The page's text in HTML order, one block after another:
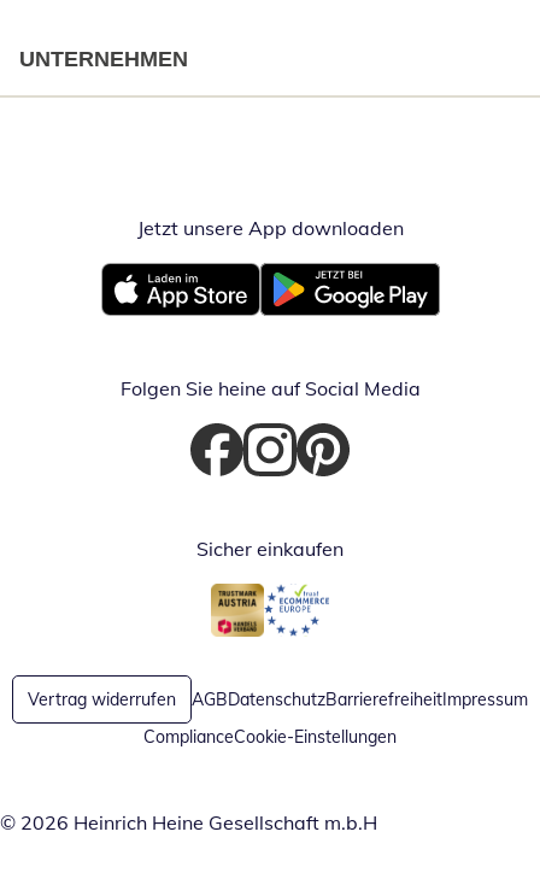
UNTERNEHMEN
Jetzt unsere App downloadenÖffnet in
Öffnet in neuem FensterÖffnet in neuem Fenster
Folgen Sie heine auf Social Media
Öffnet in neuem Fenster
Öffnet in neuem Fenster
Öffnet in neuem Fenster
Sicher einkaufen
Öffnet in neuem Fenster
Öffnet in neuem Fenster
Vertrag widerrufen AGBDatenschutzBarrierefreiheitImpressum
ComplianceCookie-Einstellungen
© 2026 Heinrich Heine Gesellschaft m.b.H